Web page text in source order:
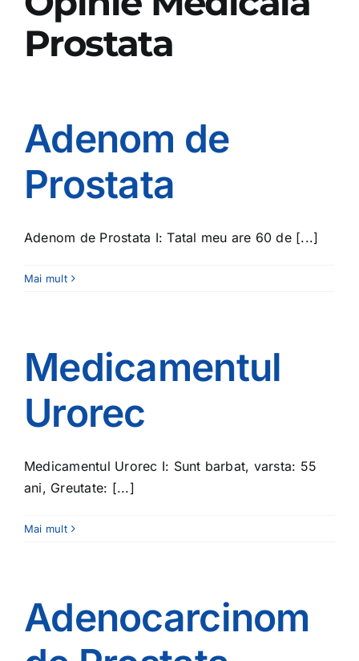
OPINIE MEDICALA
MEDIA
PROGRAMARI
Prostata
Adenom de
Prostata
Adenom de Prostata I: Tatal meu are 60 de [...]
Mai mult
Medicamentul
Urorec
Medicamentul Urorec I: Sunt barbat, varsta: 55
ani, Greutate: [...]
Mai mult
Adenocarcinom